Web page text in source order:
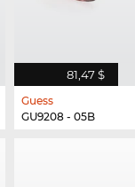
81,47 $
Guess
GU9208 - 05B